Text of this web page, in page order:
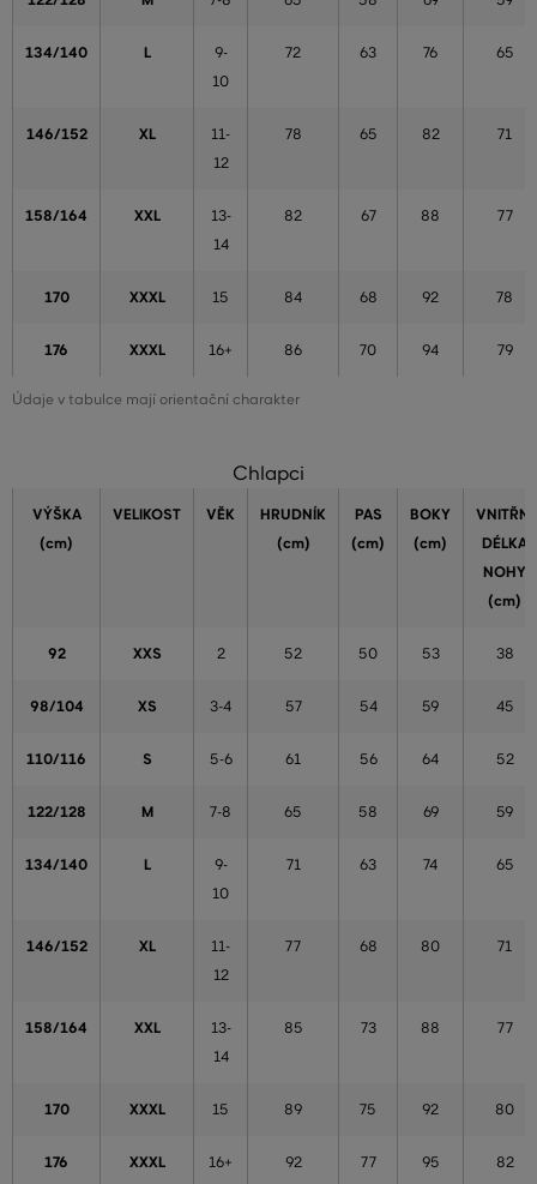
Údaje v tabulce mají orientační charakter
134/140 L
9-
10
72 63 76 65
146/152 XL
11-
12
78 65 82 71
158/164 XXL
13-
14
82 67 88 77
170 XXXL 15 84 68 92 78
176 XXXL 16+ 86 70 94 79
Chlapci
VÝŠKA
(cm)
VELIKOST VĚK
HRUDNÍK
(cm)
PAS
(cm)
BOKY
(cm)
VNITŘNÍ
DÉLKA
NOHY
(cm)
92 XXS 2 52 50 53 38
98/104 XS 3-4 57 54 59 45
110/116 S 5-6 61 56 64 52
122/128 M 7-8 65 58 69 59
134/140 L
9-
10
71 63 74 65
146/152 XL
11-
12
77 68 80 71
158/164 XXL
13-
14
85 73 88 77
170 XXXL 15 89 75 92 80
176 XXXL 16+ 92 77 95 82